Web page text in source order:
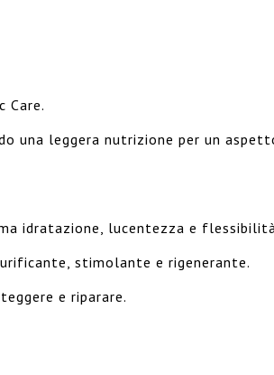
Care.
una leggera nutrizione per un
idratazione, lucentezza e
stimolante e rigenerante.
e riparare.